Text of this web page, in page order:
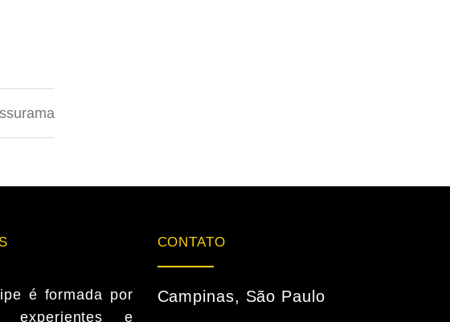
é formada por
experientes e
CONTATO
Campinas, São Paulo